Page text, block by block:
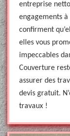
entreprise
engagements à
confirment
elles vous
impeccables
Couverture
assurer des
devis gratuit.
travaux !